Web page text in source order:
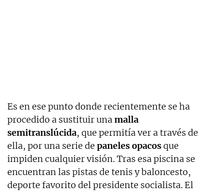
Es en ese punto donde recientemente se ha
procedido a sustituir unamalla
semitranslúcida, que permitía ver a través de
ella, por una serie de paneles opacosque
impiden cualquier visión. Tras esa piscina se
encuentran las pistas de tenis y baloncesto,
deporte favorito del presidente socialista. El